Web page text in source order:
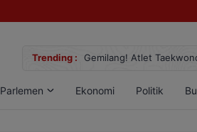
Trending : Gemilang! Atlet
Parlemen Ekonomi Politik